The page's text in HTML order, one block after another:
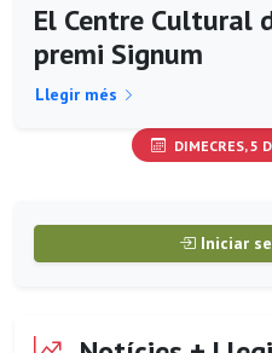
El Centre Cultural
premi Signum
Llegir més
DIMECRES, 5
Iniciar